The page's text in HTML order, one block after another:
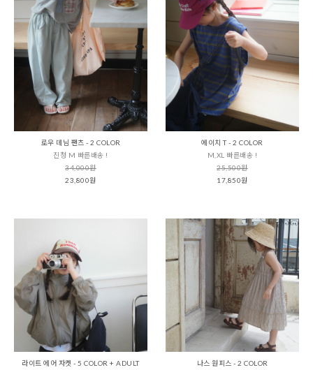
로우 데님 팬츠 - 2 COLOR
진청 M 빠른배송 !
34,000원
23,800원
에이치 T - 2 COLOR
M,XL 빠른배송 !
25,500원
17,850원
라이트 에어 자켓 - 5 COLOR + ADULT
나스 원피스 - 2 COLOR